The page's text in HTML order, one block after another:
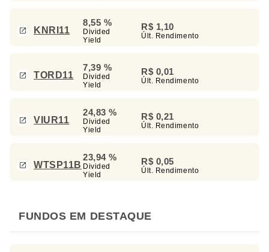
KNRI11
8,55 %
Divided
Yield
R$ 1,10
Últ. Rendimento
TORD11
7,39 %
Divided
Yield
R$ 0,01
Últ. Rendimento
VIUR11
24,83 %
Divided
Yield
R$ 0,21
Últ. Rendimento
WTSP11B
23,94 %
Divided
Yield
R$ 0,05
Últ. Rendimento
FUNDOS EM DESTAQUE